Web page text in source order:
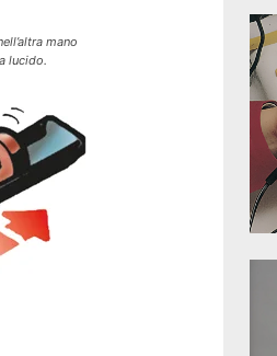
mano
lucido.